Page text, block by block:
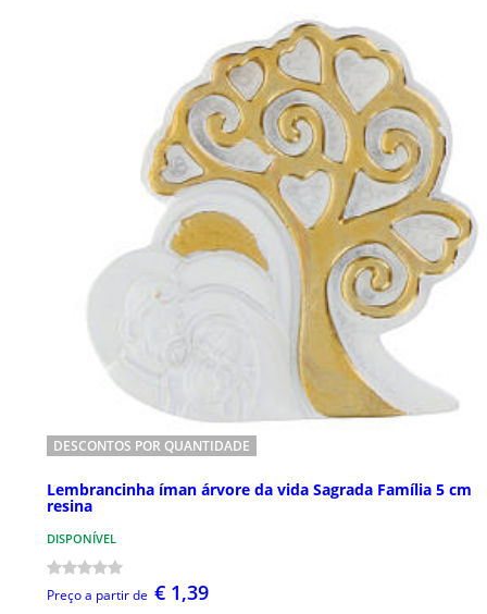
DESCONTOS POR QUANTIDADE
Lembrancinha íman árvore da vida Sagrada Família 5 cm
resina
DISPONÍVEL
Preço a partir de € 1,39